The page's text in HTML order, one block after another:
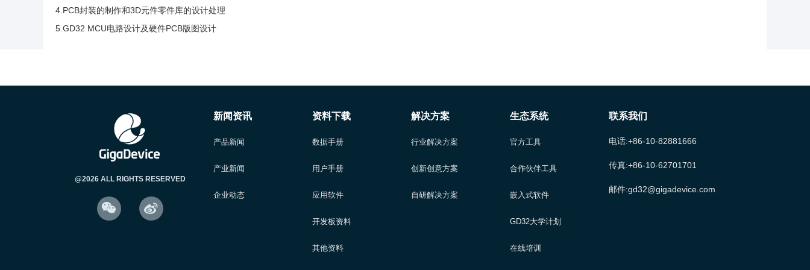
92.布线的等长的目的是为了进行时序的匹配及
93.约束管理的新特征解读和过孔延迟时间计算
94.约束管理的新特征解读和新增装配及元件属
4.PCB封装的制作和3D元件零件库的设计处理
5.GD32 MCU电路设计及硬件PCB版图设计
@2026 ALL RIGHTS RESERVED
 
新闻资讯
产品新闻
产业新闻
企业动态
资料下载
数据手册
用户手册
应用软件
开发板资料
其他资料
解决方案
行业解决方案
创新创意方案
自研解决方案
生态系统
官方工具
合作伙伴工具
嵌入式软件
GD32大学计划
在线培训
联系我们
电话:+86-10-82881666
传真:+86-10-62701701
邮件:gd32@gigadevice.com